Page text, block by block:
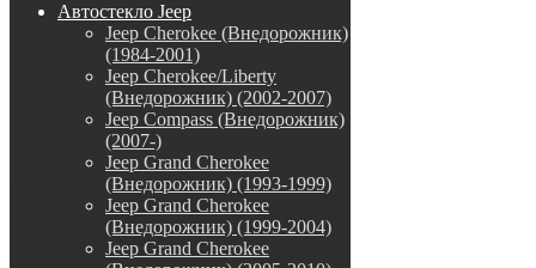
Автостекло Jeep
Jeep Cherokee (Внедорожник)
(1984-2001)
Jeep Cherokee/Liberty
(Внедорожник) (2002-2007)
Jeep Compass (Внедорожник)
(2007-)
Jeep Grand Cherokee
(Внедорожник) (1993-1999)
Jeep Grand Cherokee
(Внедорожник) (1999-2004)
Jeep Grand Cherokee